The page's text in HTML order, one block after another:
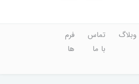
وبلاگ
تماس
با ما
فرم
ها